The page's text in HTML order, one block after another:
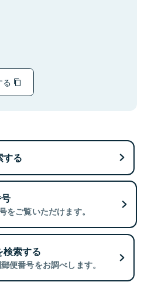
る
する
をご覧いただけます。
索する
便番号をお調べします。